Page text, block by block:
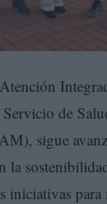
de
sigue
la
iniciativas